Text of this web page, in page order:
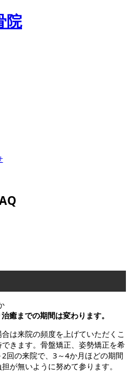
癒までの期間は変わります。
は来院の頻度を上げていただくこ
きます。骨盤矯正、姿勢矯正を希
回の来院で、3～4か月ほどの期間
が無いように努めて参ります。